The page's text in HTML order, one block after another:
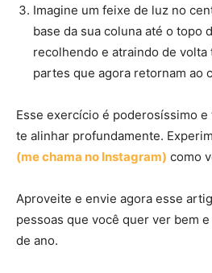
Imagine um feixe de luz no
base da sua coluna até o topo
recolhendo e atraindo de volta
partes que agora retornam ao
Esse exercício é poderosíssimo
te alinhar profundamente.
(me chama no Instagram) como
Aproveite e envie agora esse
pessoas que você quer ver bem
de ano.